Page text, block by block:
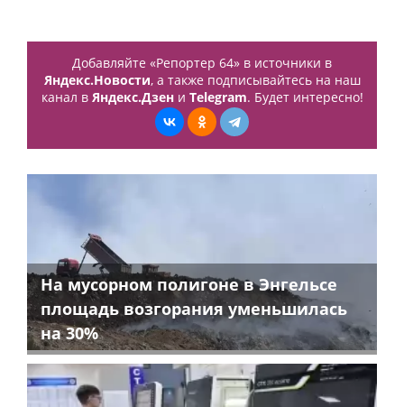
Добавляйте «Репортер 64» в источники в
Яндекс.Новости, а также подписывайтесь на наш
канал в Яндекс.Дзени Telegram. Будет интересно!
На мусорном полигоне в Энгельсе
площадь возгорания уменьшилась
на 30%